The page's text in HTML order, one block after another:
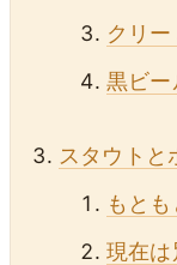
クリ
黒ビー
スタウトと
もと
現在は